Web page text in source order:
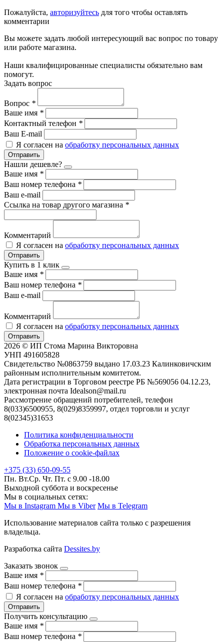
Пожалуйста, авторизуйтесь для того чтобы оставлять
комментарии
Вы можете задать любой интересующий вас вопрос по товару
или работе магазина.
Наши квалифицированные специалисты обязательно вам
помогут.
Задать вопрос
Вопрос *
Ваше имя *
Контактный телефон *
Ваш E-mail
Я согласен на обработку персональных данных
Отправить
Нашли дешевле?
Ваше имя *
Ваш номер телефона *
Ваш e-mail
Ссылка на товар другого магазина *
Комментарий
Я согласен на обработку персональных данных
Отправить
Купить в 1 клик
Ваше имя *
Ваш номер телефона *
Ваш e-mail
Комментарий
Я согласен на обработку персональных данных
Отправить
2026 © ИП Стома Марина Викторовна
УНП 491605828
Свидетельство №0863759 выдано 17.03.23 Калинковичским
районным исполнительным комитетом.
Дата регистрации в Торговом реестре РБ №569056 04.12.23,
электронная почта Idealson@mail.ru
Рассмотрение обращений потребителей, телефон
8(033)6500955, 8(029)8359997, отдел торговли и услуг
8(02345)31653
Политика конфиденциальности
Обработка персональных данных
Положение о cookie-файлах
+375 (33) 650-09-55
Пн. Вт.Ср. Чт. Пт. с 9.00 -18.00
Выходной суббота и воскресенье
Мы в социальных сетях:
Мы в Instagram Мы в Viber Мы в Telegram
Использование материалов сайта только с разрешения
владельца.
Разработка сайта Dessites.by
Заказать звонок
Ваше имя *
Ваш номер телефона *
Я согласен на обработку персональных данных
Отправить
Получить консультацию
Ваше имя *
Ваш номер телефона *